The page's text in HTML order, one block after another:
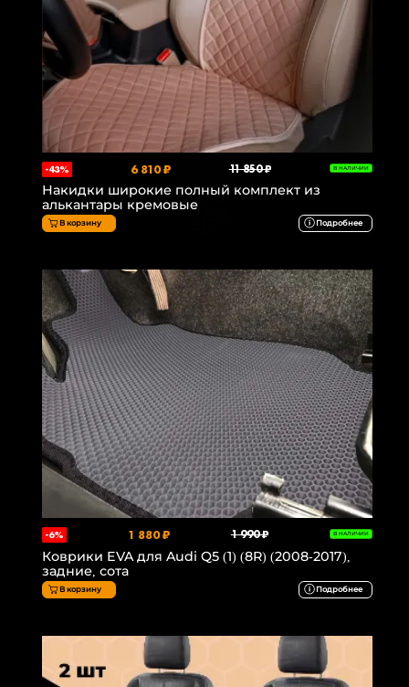
-43% 6 810 ₽ 11 850 ₽ В НАЛИЧИИ
Накидки широкие полный комплект из
алькантары кремовые
В корзину Подробнее
-6% 1 880 ₽ 1 990 ₽ В НАЛИЧИИ
Коврики EVA для Audi Q5 (1) (8R) (2008-2017),
задние, сота
В корзину Подробнее